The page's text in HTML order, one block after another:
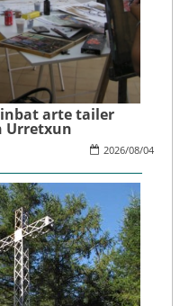
arte tailer
Urretxun
2026/08/04